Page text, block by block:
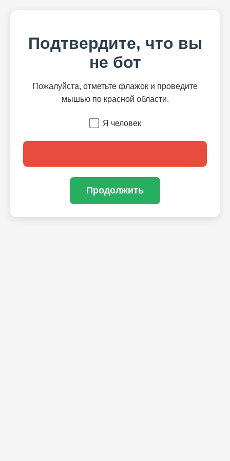
Подтвердите, что вы
не бот
Пожалуйста, отметьте флажок и проведите
мышью по красной области.
Я человек
Продолжить